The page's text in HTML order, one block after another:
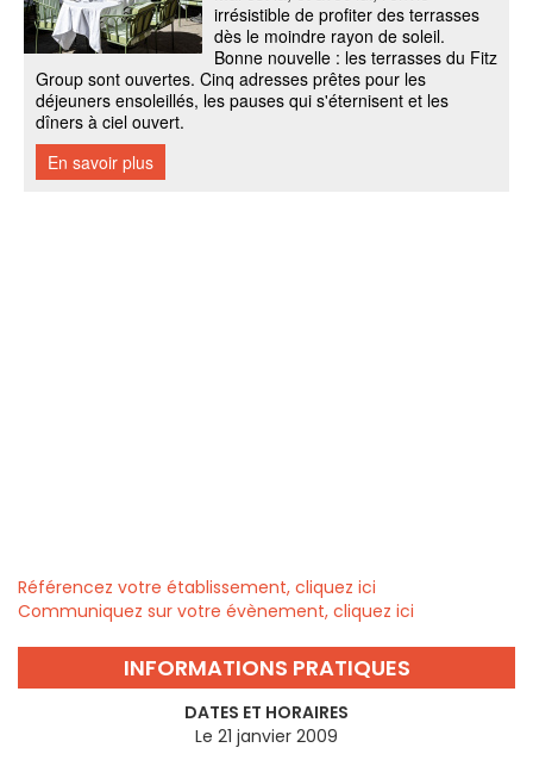
Référencez votre établissement, cliquez ici
Communiquez sur votre évènement, cliquez ici
INFORMATIONS PRATIQUES
DATES ET HORAIRES
Le 21 janvier 2009